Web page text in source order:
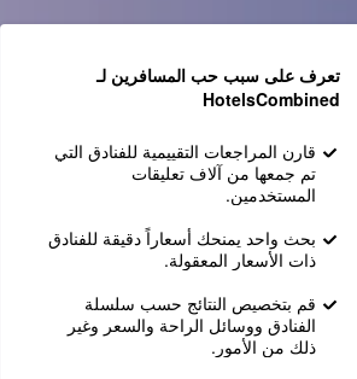
تعرف على سبب حب المسافرين لـ
HotelsCombined
قارن المراجعات التقييمية للفنادق التي
تم جمعها من آلاف تعليقات
المستخدمين.
بحث واحد يمنحك أسعاراً دقيقة للفنادق
ذات الأسعار المعقولة.
قم بتخصيص النتائج حسب سلسلة
الفنادق ووسائل الراحة والسعر وغير
ذلك من الأمور.